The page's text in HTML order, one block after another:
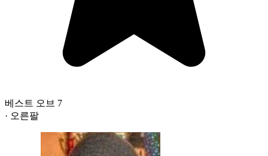
베스트 오브 7
· 오른팔